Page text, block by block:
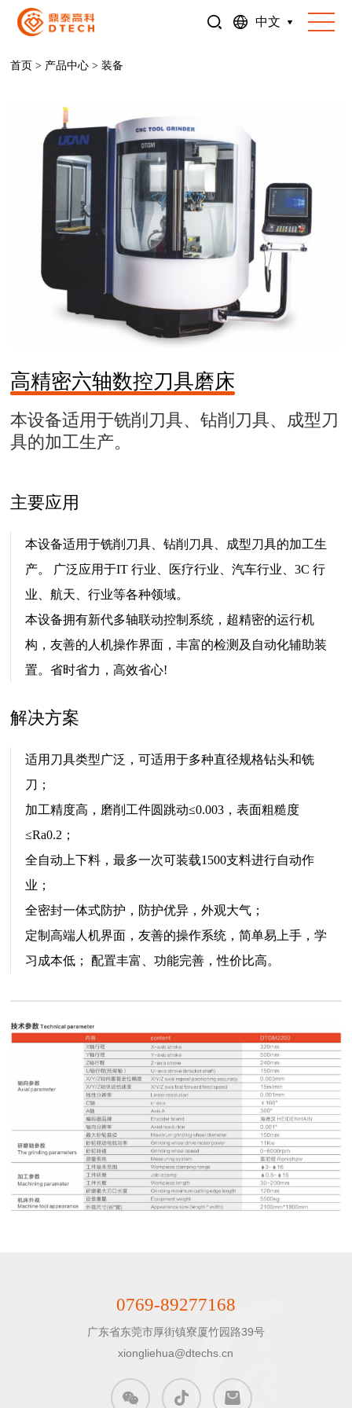
中文
首页 > 产品中心 >装备
高精密六轴数控刀具磨床
本设备适用于铣削刀具、钻削刀具、成型刀
具的加工生产。
主要应用
本设备适用于铣削刀具、钻削刀具、成型刀具的加工生
产。 广泛应用于IT 行业、医疗行业、汽车行业、3C 行
业、航天、行业等各种领域。
本设备拥有新代多轴联动控制系统，超精密的运行机
构，友善的人机操作界面，丰富的检测及自动化辅助装
置。省时省力，高效省心!
解决方案
适用刀具类型广泛，可适用于多种直径规格钻头和铣
刀；
加工精度高，磨削工件圆跳动≤0.003，表面粗糙度
≤Ra0.2；
全自动上下料，最多一次可装载1500支料进行自动作
业；
全密封一体式防护，防护优异，外观大气；
定制高端人机界面，友善的操作系统，简单易上手，学
习成本低； 配置丰富、功能完善，性价比高。
0769-89277168
广东省东莞市厚街镇寮厦竹园路39号
xiongliehua@dtechs.cn